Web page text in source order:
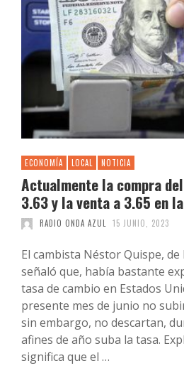
ECONOMÍA LOCAL NOTICIA
Actualmente la compra
3.63 y la venta a 3.65 en
RADIO ONDA AZUL 15 JUNIO, 2023
El cambista Néstor Quispe, de
señaló que, había bastante
tasa de cambio en Estados
presente mes de junio no
sin embargo, no descartan,
afines de año suba la tasa.
significa que el …